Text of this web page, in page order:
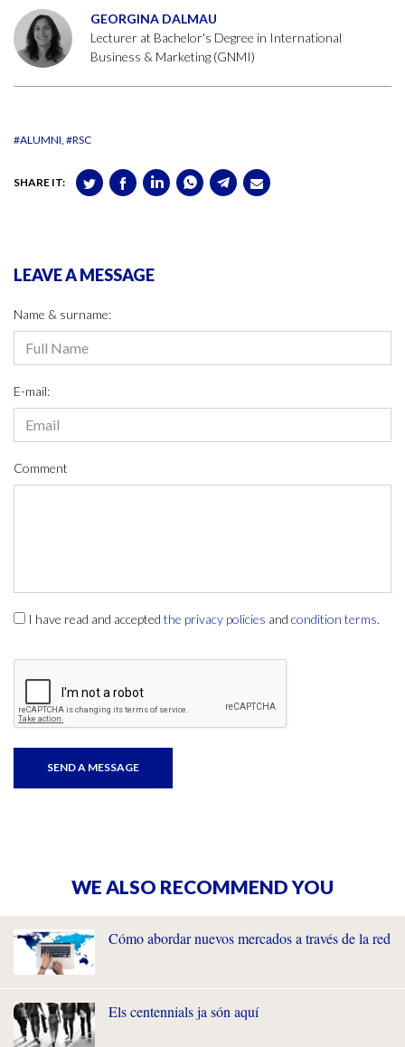
GEORGINA DALMAU
Lecturer at Bachelor's Degree in International
Business & Marketing (GNMI)
#ALUMNI #RSC
SHARE IT:
LEAVE A MESSAGE
Name & surname:
E-mail:
Comment
I have read and accepted the privacy policies and condition terms.
WE ALSO RECOMMEND YOU
Cómo abordar nuevos mercados a través de la red
Els centennials ja són aquí